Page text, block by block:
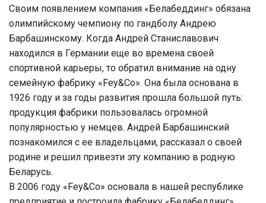
Своим появлением компания «Белабеддинг» обязана
олимпийскому чемпиону по гандболу Андрею
Барбашинскому. Когда Андрей Станиславович
находился в Германии еще во времена своей
спортивной карьеры, то обратил внимание на одну
семейную фабрику «Fey&Co». Она была основана в
1926 году и за годы развития прошла большой путь:
продукция фабрики пользовалась огромной
популярностью у немцев. Андрей Барбашинский
познакомился с ее владельцами, рассказал о своей
родине и решил привезти эту компанию в родную
Беларусь.
В 2006 году «Fey&Co» основала в нашей республике